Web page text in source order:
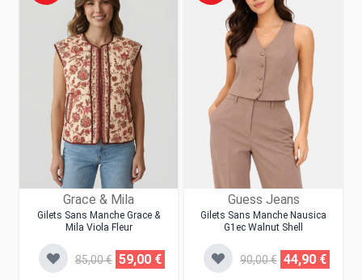
Grace & Mila
Gilets Sans Manche Grace &
Mila Viola Fleur
85,00 € 59,00 €
Guess Jeans
Gilets Sans Manche Nausica
G1ec Walnut Shell
90,00 € 44,90 €